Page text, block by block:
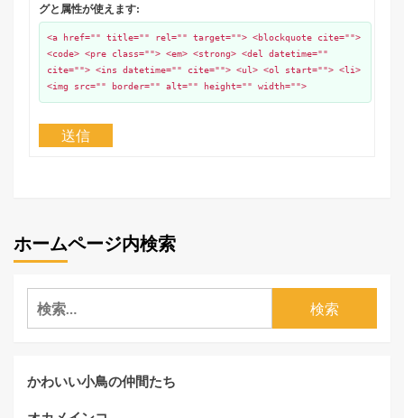
グと属性が使えます:
<a href="" title="" rel="" target=""> <blockquote cite="">
<code> <pre class=""> <em> <strong> <del datetime=""
cite=""> <ins datetime="" cite=""> <ul> <ol start=""> <li>
<img src="" border="" alt="" height="" width="">
送信
ホームページ内検索
検
索:
かわいい小鳥の仲間たち